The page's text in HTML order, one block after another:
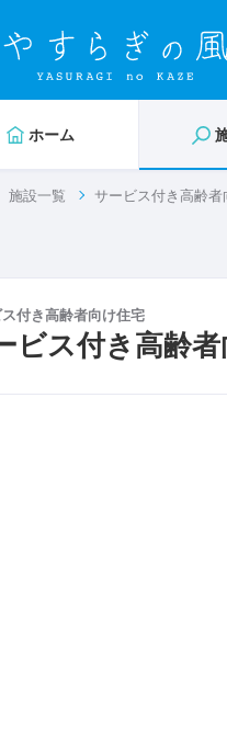
ホーム
施設一覧 サービス付き高齢者
付き高齢者向け住宅
ビス付き高齢